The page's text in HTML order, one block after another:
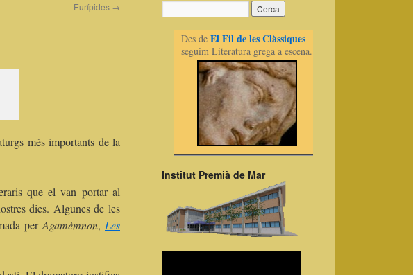
Eurípides →
més importants de la
que el van portar al
dies. Algunes de les
per Agamèmnon, Les
Des deEl Fil de les Clàssiques
seguim Literatura grega a escena.
Institut Premià de Mar